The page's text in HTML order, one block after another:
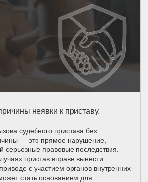
неявки к приставу.
судебного пристава без
— это прямое нарушение,
серьезные правовые последствия.
пристав вправе вынести
с участием органов внутренних
стать основанием для